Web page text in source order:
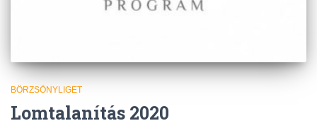
BÖRZSÖNYLIGET
Lomtalanítás 2020